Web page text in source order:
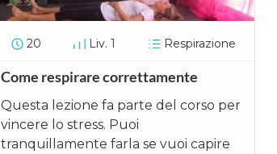
20 Liv. 1 Respirazione
Come respirare correttamente
​Questa lezione fa parte del corso per
vincere lo stress. Puoi
tranquillamente farla se vuoi capire